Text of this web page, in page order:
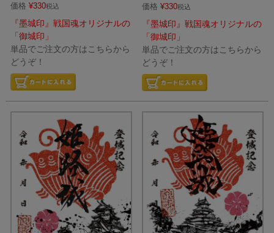
価格 ¥330税込
『墨城印』戦国魂オリジナルの
「御城印」
単品でご注文の方はこちらから
どうぞ！
価格 ¥330税込
『墨城印』戦国魂オリジナルの
「御城印」
単品でご注文の方はこちらから
どうぞ！